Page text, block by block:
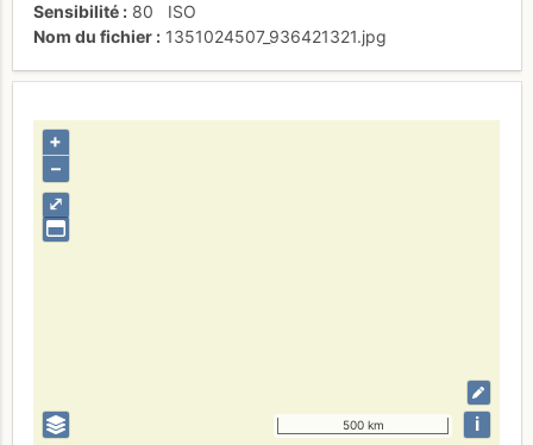
Sensibilité
80
ISO
Nom du fichier
1351024507_936421321.jpg
⤢
+
–
500 km i